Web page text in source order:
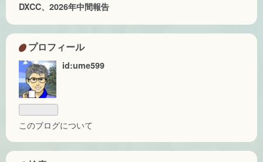
DXCC、2026年中間報告
プロフィール
id:ume599
このブログについて